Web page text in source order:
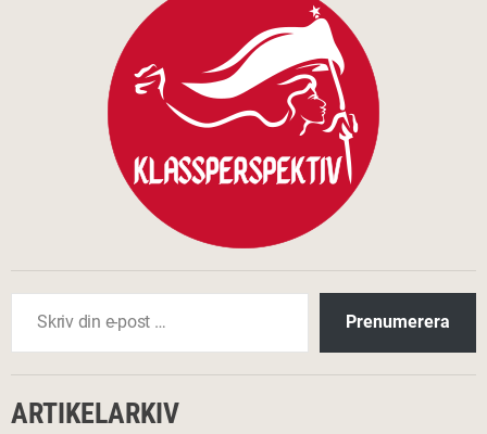
Skriv din e-post …
Prenumerera
ARTIKELARKIV